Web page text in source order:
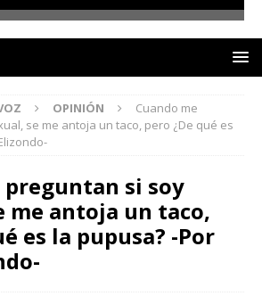
OPINIÓN
Cuando me
se me antoja un taco, pero ¿De qué es
preguntan si soy
me antoja un taco,
es la pupusa? -Por